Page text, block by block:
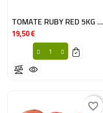
TOMATE RUBY RED 5KG BE
19,50 €Prix
favorite_border